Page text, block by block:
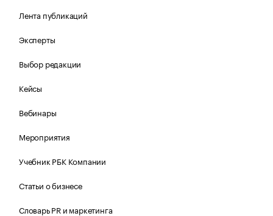
Лента публикаций
Эксперты
Выбор редакции
Кейсы
Вебинары
Мероприятия
Учебник РБК Компании
Статьи о бизнесе
Словарь PR и маркетинга